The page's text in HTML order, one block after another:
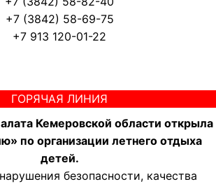
+7 (3842) 58-69-75
+7 913 120-01-22
ГОРЯЧАЯ ЛИНИЯ
Кемеровской области открыла
по организации летнего отдыха
детей.
безопасности, качества